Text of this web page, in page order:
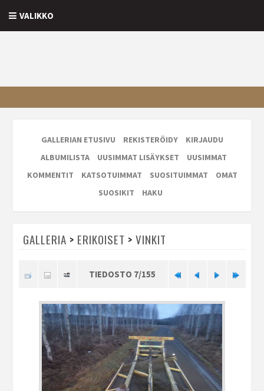
VALIKKO
GALLERIAN ETUSIVU REKISTERÖIDY
KIRJAUDU
ALBUMILISTA
UUSIMMAT LISÄYKSET
UUSIMMAT
KOMMENTIT
KATSOTUIMMAT SUOSITUIMMAT
OMAT
SUOSIKIT
HAKU
GALLERIA > ERIKOISET > VINKIT
TIEDOSTO 7/155